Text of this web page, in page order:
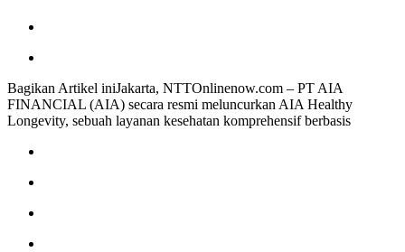
Bagikan Artikel iniJakarta, NTTOnlinenow.com – PT AIA
FINANCIAL (AIA) secara resmi meluncurkan AIA Healthy
Longevity, sebuah layanan kesehatan komprehensif berbasis